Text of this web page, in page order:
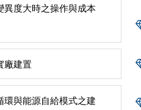
異度大時之操作與成本
廠建置
與能源自給模式之建